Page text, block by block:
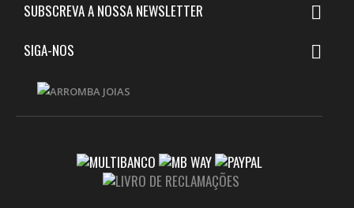
SUBSCREVA A NOSSA NEWSLETTER 
SIGA-NOS 